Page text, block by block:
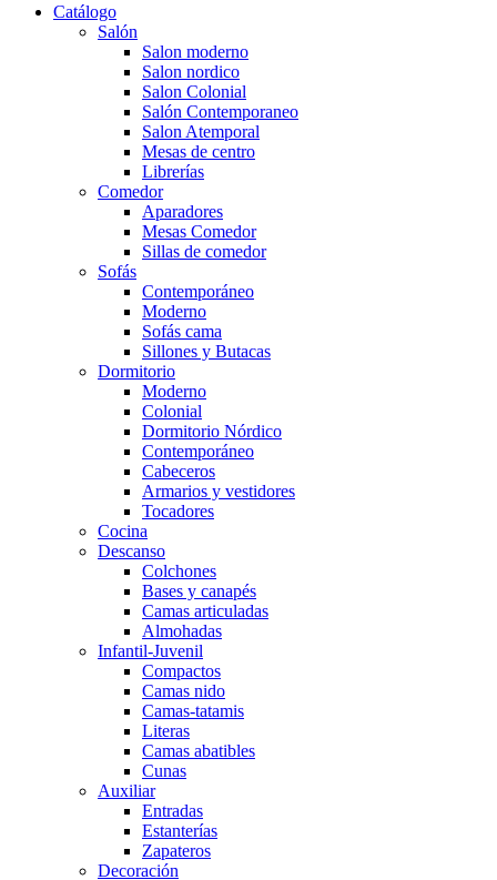
Catálogo
Salón
Salon moderno
Salon nordico
Salon Colonial
Salón Contemporaneo
Salon Atemporal
Mesas de centro
Librerías
Comedor
Aparadores
Mesas Comedor
Sillas de comedor
Sofás
Contemporáneo
Moderno
Sofás cama
Sillones y Butacas
Dormitorio
Moderno
Colonial
Dormitorio Nórdico
Contemporáneo
Cabeceros
Armarios y vestidores
Tocadores
Cocina
Descanso
Colchones
Bases y canapés
Camas articuladas
Almohadas
Infantil-Juvenil
Compactos
Camas nido
Camas-tatamis
Literas
Camas abatibles
Cunas
Auxiliar
Entradas
Estanterías
Zapateros
Decoración